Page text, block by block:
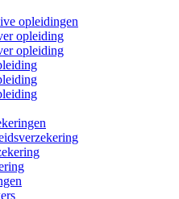
opleidingen
opleiding
opleiding